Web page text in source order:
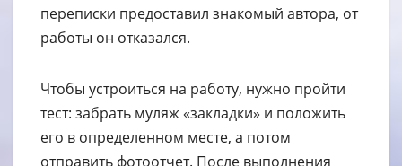
переписки предоставил знакомый автора, от
работы он отказался.
Чтобы устроиться на работу, нужно пройти
тест: забрать муляж «закладки» и положить
его в определенном месте, а потом
отправить фотоотчет. После выполнения